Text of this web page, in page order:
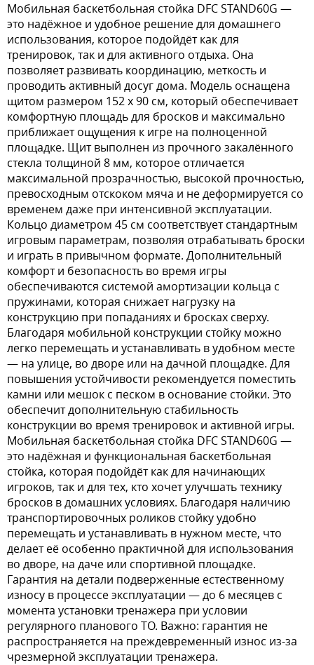
Мобильная баскетбольная стойка DFC STAND60G —
это надёжное и удобное решение для домашнего
использования, которое подойдёт как для
тренировок, так и для активного отдыха. Она
позволяет развивать координацию, меткость и
проводить активный досуг дома. Модель оснащена
щитом размером 152 х 90 см, который обеспечивает
комфортную площадь для бросков и максимально
приближает ощущения к игре на полноценной
площадке. Щит выполнен из прочного закалённого
стекла толщиной 8 мм, которое отличается
максимальной прозрачностью, высокой прочностью,
превосходным отскоком мяча и не деформируется со
временем даже при интенсивной эксплуатации.
Кольцо диаметром 45 см соответствует стандартным
игровым параметрам, позволяя отрабатывать броски
и играть в привычном формате. Дополнительный
комфорт и безопасность во время игры
обеспечиваются системой амортизации кольца с
пружинами, которая снижает нагрузку на
конструкцию при попаданиях и бросках сверху.
Благодаря мобильной конструкции стойку можно
легко перемещать и устанавливать в удобном месте
— на улице, во дворе или на дачной площадке. Для
повышения устойчивости рекомендуется поместить
камни или мешок с песком в основание стойки. Это
обеспечит дополнительную стабильность
конструкции во время тренировок и активной игры.
Мобильная баскетбольная стойка DFC STAND60G —
это надёжная и функциональная баскетбольная
стойка, которая подойдёт как для начинающих
игроков, так и для тех, кто хочет улучшать технику
бросков в домашних условиях. Благодаря наличию
транспортировочных роликов стойку удобно
перемещать и устанавливать в нужном месте, что
делает её особенно практичной для использования
во дворе, на даче или спортивной площадке.
Гарантия на детали подверженные естественному
износу в процессе эксплуатации — до 6 месяцев с
момента установки тренажера при условии
регулярного планового ТО. Важно: гарантия не
распространяется на преждевременный износ из-за
чрезмерной эксплуатации тренажера.